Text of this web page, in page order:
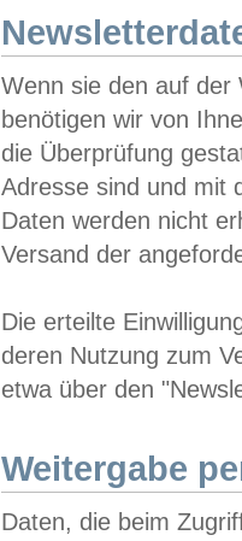
Wenn sie den auf der
benötigen wir von
die Überprüfung
Adresse sind und mit
Daten werden nicht
Versand der
Die erteilte
deren Nutzung zum
etwa über den
Weitergabe
Daten, die beim